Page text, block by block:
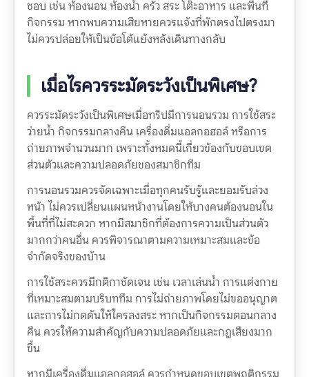
ชอบ เช่น ห้องนอน ห้องน้ำ ครัว สระ โต๊ะอาหาร และพื้นที่
กิจกรรม หากพบความเสียหายควรแจ้งที่พักตรงไปตรงมา
ไม่ควรปล่อยให้เป็นข้อโต้แย้งหลังเดินทางกลับ
เมื่อไรควรระมัดระวังเป็นพิเศษ?
ควรระมัดระวังเป็นพิเศษเมื่อทริปมีการนอนรวม การใช้สระ
ว่ายน้ำ กิจกรรมกลางคืน เครื่องดื่มแอลกอฮอล์ หรือการ
ถ่ายภาพจำนวนมาก เพราะทั้งหมดนี้เกี่ยวข้องกับขอบเขต
ส่วนตัวและความปลอดภัยของสมาชิกทีม
การนอนรวมควรจัดเฉพาะเมื่อทุกคนรับรู้และยอมรับล่วง
หน้า ไม่ควรเปลี่ยนแผนหน้างานโดยให้บางคนต้องนอนใน
พื้นที่ที่ไม่สะดวก หากมีสมาชิกที่ต้องการความเป็นส่วนตัว
มากกว่าคนอื่น ควรพิจารณาตามความเหมาะสมและข้อ
จำกัดจริงของบ้าน
การใช้สระควรมีกติกาชัดเจน เช่น เวลาเล่นน้ำ การแต่งกาย
ที่เหมาะสมตามบริบททีม การไม่ถ่ายภาพโดยไม่ขออนุญาต
และการไม่กดดันให้ใครลงสระ หากเป็นกิจกรรมตอนกลาง
คืน ควรให้ความสำคัญกับความปลอดภัยและกฎเสียงมาก
ขึ้น
หากมีเครื่องดื่มแอลกอฮอล์ ควรกำหนดขอบเขตพฤติกรรม